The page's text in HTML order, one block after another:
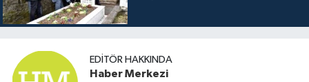
EDITÖR HAKKINDA
Haber Merkezi